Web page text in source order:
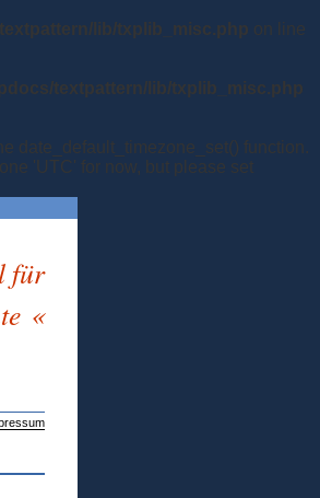
lib/txplib_misc.php on line
textpattern/lib/txplib_misc.php
date_default_timezone_set() function.
'UTC' for now, but please set
für
«